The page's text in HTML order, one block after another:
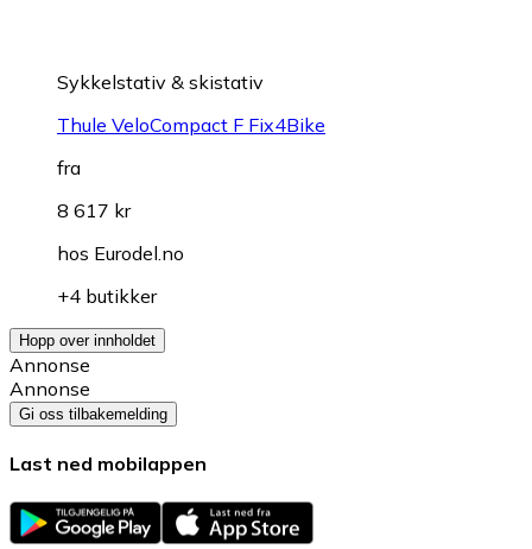
Sykkelstativ & skistativ
Thule VeloCompact F Fix4Bike
fra
8 617 kr
hos Eurodel.no
+4 butikker
Hopp over innholdet
Annonse
Annonse
Gi oss tilbakemelding
Last ned mobilappen